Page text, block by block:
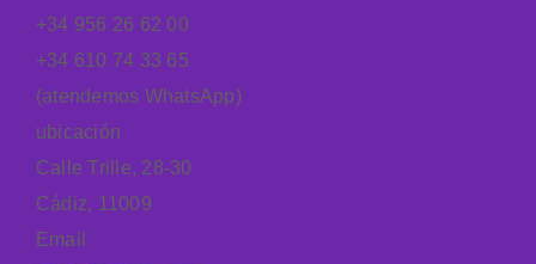
+34 956 26 62 00
+34 610 74 33 65
(atendemos WhatsApp)
ubicación
Calle Trille, 28-30
Cádiz, 11009
Email